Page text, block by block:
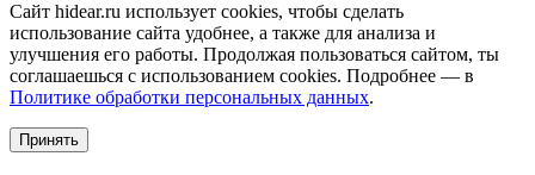
Сайт hidear.ru использует cookies, чтобы сделать
использование сайта удобнее, а также для анализа и
улучшения его работы. Продолжая пользоваться сайтом, ты
соглашаешься с использованием cookies. Подробнее — в
Политике обработки персональных данных.
Принять